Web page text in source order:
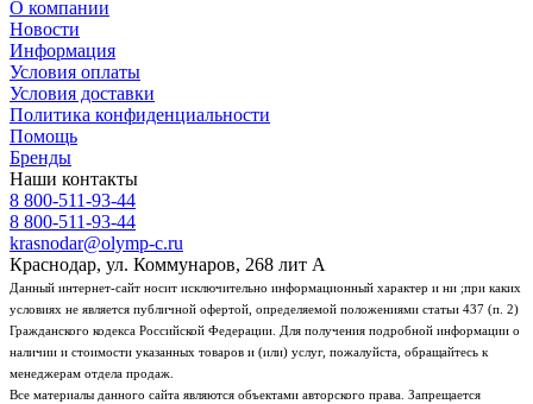
О компании
Новости
Информация
Условия оплаты
Условия доставки
Политика конфиденциальности
Помощь
Бренды
Наши контакты
8 800-511-93-44
8 800-511-93-44
krasnodar@olymp-c.ru
Краснодар, ул. Коммунаров, 268 лит А
Данный интернет-сайт носит исключительно информационный характер и ни ;при каких
условиях не является публичной офертой, определяемой положениями статьи 437 (п. 2)
Гражданского кодекса Российской Федерации. Для получения подробной информации о
наличии и стоимости указанных товаров и (или) услуг, пожалуйста, обращайтесь к
менеджерам отдела продаж.
Все материалы данного сайта являются объектами авторского права. Запрещается